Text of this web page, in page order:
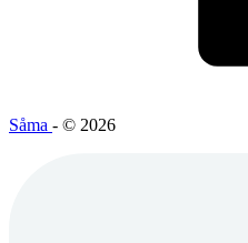
Såma - © 2026